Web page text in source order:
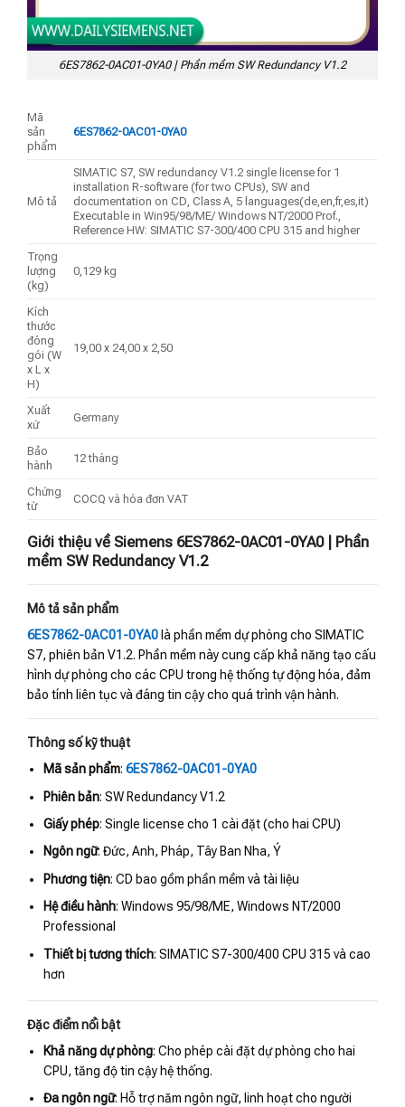
6ES7862-0AC01-0YA0 | Phần mềm SW Redundancy V1.2
Mã
sản
phẩm
6ES7862-0AC01-0YA0
Mô tả
SIMATIC S7, SW redundancy V1.2 single license for 1
installation R-software (for two CPUs), SW and
documentation on CD, Class A, 5 languages(de,en,fr,es,it)
Executable in Win95/98/ME/ Windows NT/2000 Prof.,
Reference HW: SIMATIC S7-300/400 CPU 315 and higher
Trọng
lượng
(kg)
0,129 kg
Kích
thước
đóng
gói (W
x L x
H)
19,00 x 24,00 x 2,50
Xuất
xứ
Germany
Bảo
hành
12 tháng
Chứng
từ
COCQ và hóa đơn VAT
Giới thiệu về Siemens 6ES7862-0AC01-0YA0 | Phần
mềm SW Redundancy V1.2
Mô tả sản phẩm
6ES7862-0AC01-0YA0 là phần mềm dự phòng cho SIMATIC
S7, phiên bản V1.2. Phần mềm này cung cấp khả năng tạo cấu
hình dự phòng cho các CPU trong hệ thống tự động hóa, đảm
bảo tính liên tục và đáng tin cậy cho quá trình vận hành.
Thông số kỹ thuật
Mã sản phẩm: 6ES7862-0AC01-0YA0
Phiên bản: SW Redundancy V1.2
Giấy phép: Single license cho 1 cài đặt (cho hai CPU)
Ngôn ngữ: Đức, Anh, Pháp, Tây Ban Nha, Ý
Phương tiện: CD bao gồm phần mềm và tài liệu
Hệ điều hành: Windows 95/98/ME, Windows NT/2000
Professional
Thiết bị tương thích: SIMATIC S7-300/400 CPU 315 và cao
hơn
Đặc điểm nổi bật
Khả năng dự phòng: Cho phép cài đặt dự phòng cho hai
CPU, tăng độ tin cậy hệ thống.
Đa ngôn ngữ: Hỗ trợ năm ngôn ngữ, linh hoạt cho người